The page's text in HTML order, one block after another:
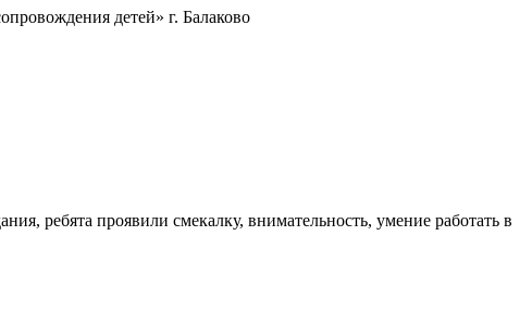
детей» г. Балаково
ребята проявили смекалку, внимательность, умение работать в